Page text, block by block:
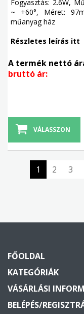
Fogyasztás: 2.6W,
~ +60°, Méret:
műanyag ház
Részletes leírás itt
A termék nettó
bruttó ár:
VÁLASSZON
1 2 3
FŐOLDAL
KATEGÓRIÁK
VÁSÁRLÁSI
BELÉPÉS/